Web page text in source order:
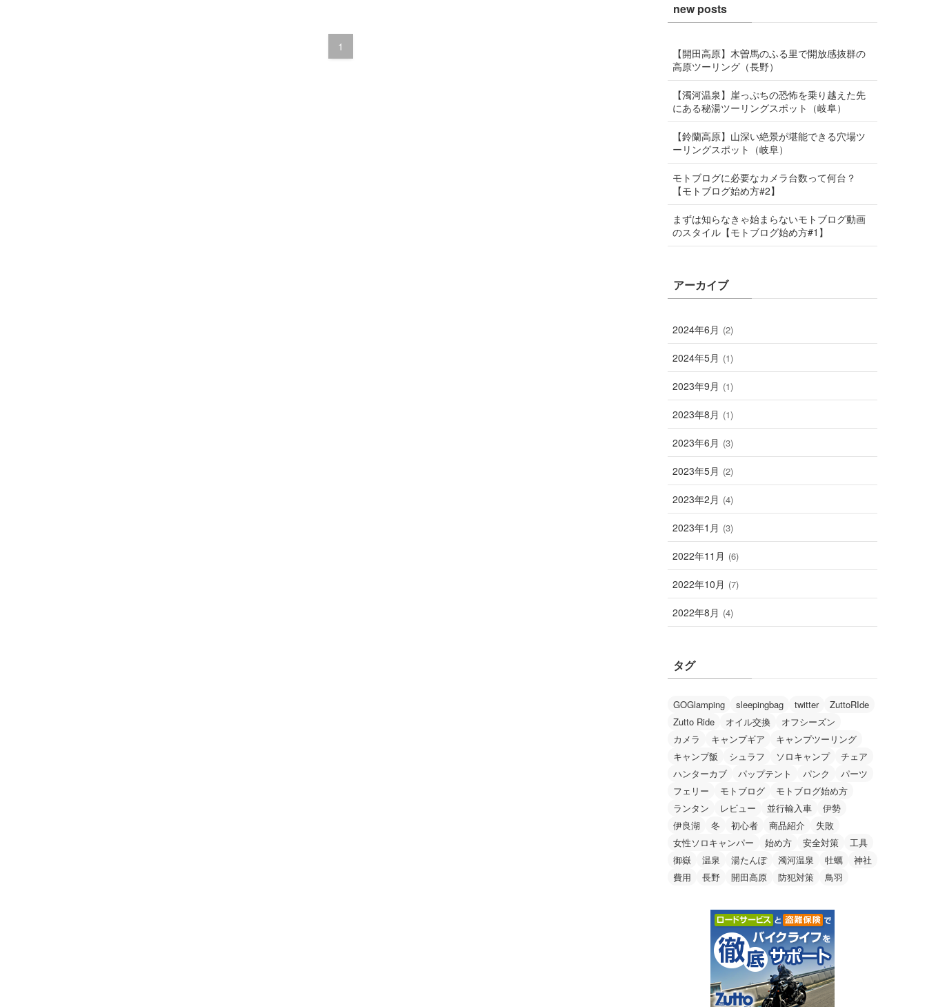
1
new posts
【開田高原】木曽馬のふる里で開放感抜群の
高原ツーリング（長野）
【濁河温泉】崖っぷちの恐怖を乗り越えた先
にある秘湯ツーリングスポット（岐阜）
【鈴蘭高原】山深い絶景が堪能できる穴場ツ
ーリングスポット（岐阜）
モトブログに必要なカメラ台数って何台？
【モトブログ始め方#2】
まずは知らなきゃ始まらないモトブログ動画
のスタイル【モトブログ始め方#1】
アーカイブ
2024年6月 (2)
2024年5月 (1)
2023年9月 (1)
2023年8月 (1)
2023年6月 (3)
2023年5月 (2)
2023年2月 (4)
2023年1月 (3)
2022年11月 (6)
2022年10月 (7)
2022年8月 (4)
タグ
GOGlamping sleepingbag twitter
ZuttoRIde
Zutto Ride
オイル交換
オフシーズン
カメラ
キャンプギア
キャンプツーリング
キャンプ飯
シュラフ ソロキャンプ
チェア
ハンターカブ
パップテント パンク
パーツ
フェリー
モトブログ
モトブログ始め方
ランタン
レビュー 並行輸入車
伊勢
伊良湖
冬 初心者 商品紹介
失敗
女性ソロキャンパー
始め方 安全対策
工具
御嶽
温泉 湯たんぽ 濁河温泉 牡蠣
神社
費用
長野 開田高原 防犯対策 鳥羽